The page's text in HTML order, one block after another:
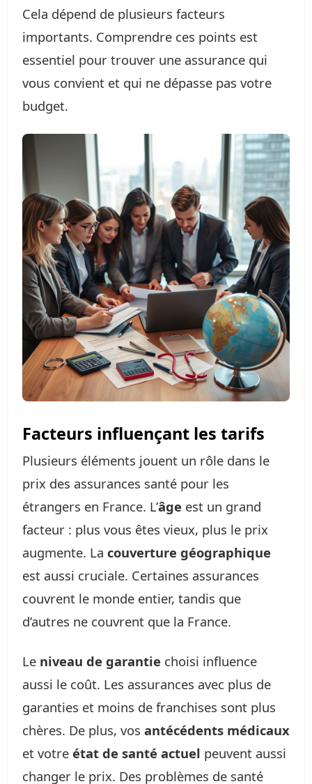
Cela dépend de plusieurs facteurs
importants. Comprendre ces points est
essentiel pour trouver une assurance qui
vous convient et qui ne dépasse pas votre
budget.
Facteurs influençant les tarifs
Plusieurs éléments jouent un rôle dans le
prix des assurances santé pour les
étrangers en France. L’âge est un grand
facteur : plus vous êtes vieux, plus le prix
augmente. La couverture géographique
est aussi cruciale. Certaines assurances
couvrent le monde entier, tandis que
d’autres ne couvrent que la France.
Le niveau de garantie choisi influence
aussi le coût. Les assurances avec plus de
garanties et moins de franchises sont plus
chères. De plus, vos antécédents médicaux
et votre état de santé actuel peuvent aussi
changer le prix. Des problèmes de santé